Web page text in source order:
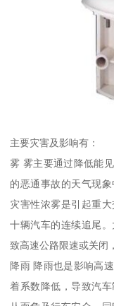
主要灾害及影响有：
雾 雾主要通过降低能
的恶通事故的天气现
灾害性浓雾是引起重
十辆汽车的连续追尾
致高速公路限速或关闭
降雨 降雨也是影响高
着系数降低，导致汽